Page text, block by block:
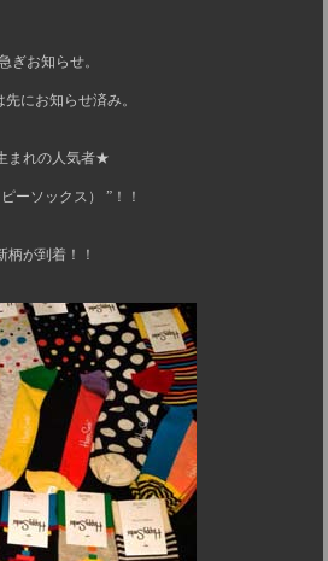
せ。
らせ済み。
気者★
ス） ”！！
！